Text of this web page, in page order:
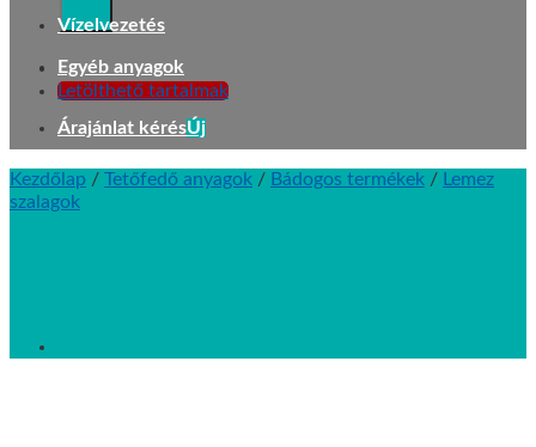
Letölthető tartalmak
Vízelvezetés
Egyéb anyagok
Árajánlat kérés
Kezdőlap / Tetőfedő anyagok / Bádogos termékek /
Lemez
szalagok